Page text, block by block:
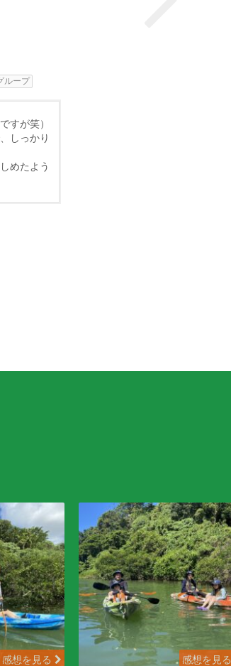
ループ
すが笑）
しっかり
めたよう
感想を見る
感想を見る